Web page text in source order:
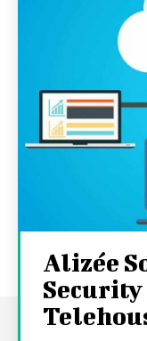
Alizée
Security